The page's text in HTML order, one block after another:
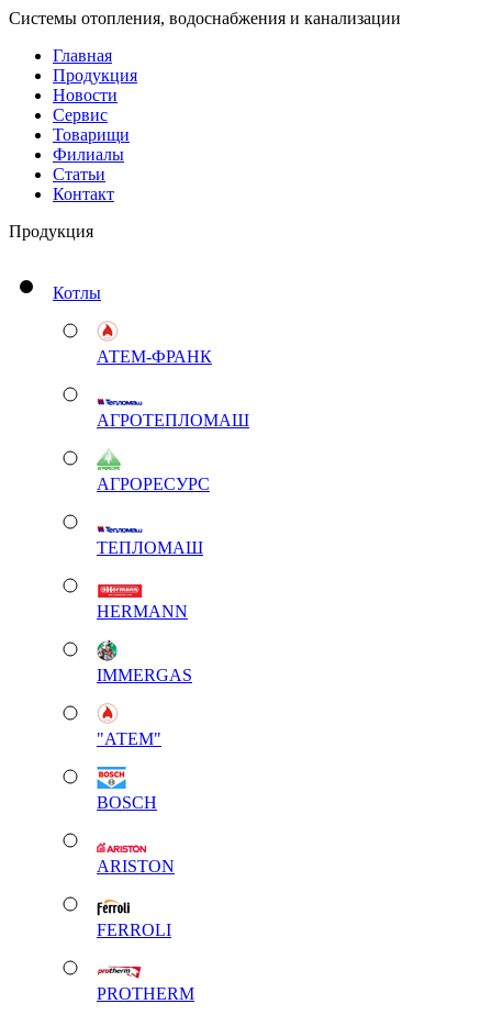
Системы отопления, водоснабжения и канализации
Главная
Продукция
Новости
Сервис
Товарищи
Филиалы
Статьи
Контакт
Продукция
Котлы
АТЕМ-ФРАНК
АГРОТЕПЛОМАШ
АГРОРЕСУРС
ТЕПЛОМАШ
HERMANN
IMMERGAS
"АТЕМ"
BOSCH
ARISTON
FERROLI
PROTHERM